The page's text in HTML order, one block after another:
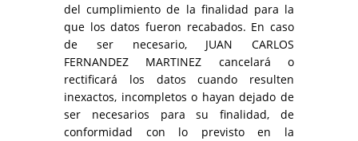
del cumplimiento de la finalidad para la
que los datos fueron recabados. En caso
de ser necesario, JUAN CARLOS
FERNANDEZ MARTINEZ cancelará o
rectificará los datos cuando resulten
inexactos, incompletos o hayan dejado de
ser necesarios para su finalidad, de
conformidad con lo previsto en la